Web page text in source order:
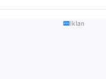
Iklan